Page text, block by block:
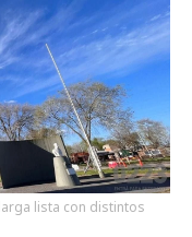
lista con distintos